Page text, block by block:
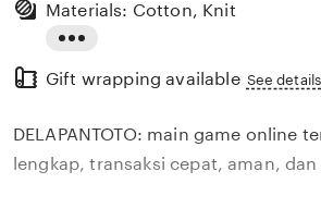
the
description
Materials: Cotton, Knit
Gift wrapping available See details
DELAPANTOTO: main game online
lengkap, transaksi cepat, aman,